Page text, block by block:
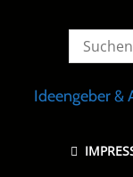
Suche
Ideengeber &